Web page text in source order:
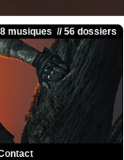
musiques // 56 dossiers